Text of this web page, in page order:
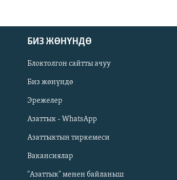
Русский
ОНЛАЙН ШЕРИНЕ
БИЗ ЖӨНҮНДӨ
Блоктолгон сайтты ачуу
Биз жөнүндө
Эрежелер
Азаттык - WhatsApp
Азаттыктын тиркемеси
Вакансиялар
"Азаттык" менен байланыш